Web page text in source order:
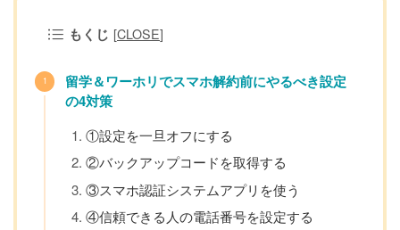
もくじ [CLOSE]
留学＆ワーホリでスマホ解約前にやるべき設定
の4対策
①設定を一旦オフにする
②バックアップコードを取得する
③スマホ認証システムアプリを使う
④信頼できる人の電話番号を設定する